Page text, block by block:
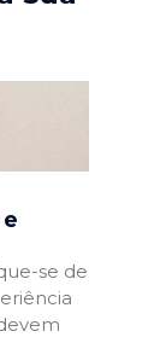
se de